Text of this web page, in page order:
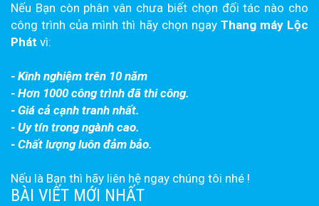
Nếu Bạn còn phân vân chưa biết chọn đối tác nào cho
công trình của mình thì hãy chọn ngay Thang máy Lộc
Phát vì:
- Kinh nghiệm trên 10 năm
- Hơn 1000 công trình đã thi công.
- Giá cả cạnh tranh nhất.
- Uy tín trong ngành cao.
- Chất lượng luôn đảm bảo.
Nếu là Bạn thì hãy liên hệ ngay chúng tôi nhé !
BÀI VIẾT MỚI NHẤT